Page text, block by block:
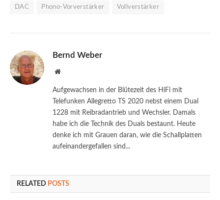
DAC Phono-Vorverstärker Vollverstärker
Bernd Weber
Website
Aufgewachsen in der Blütezeit des HiFi mit
Telefunken Allegretto TS 2020 nebst einem Dual
1228 mit Reibradantrieb und Wechsler. Damals
habe ich die Technik des Duals bestaunt. Heute
denke ich mit Grauen daran, wie die Schallplatten
aufeinandergefallen sind...
RELATED POSTS